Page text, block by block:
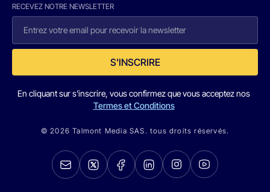
RECEVEZ NOTRE NEWSLETTER
S'INSCRIRE
En cliquant sur s'inscrire, vous confirmez que vous acceptez nos
Termes et Conditions
© 2026 Talmont Media SAS. tous droits réservés.